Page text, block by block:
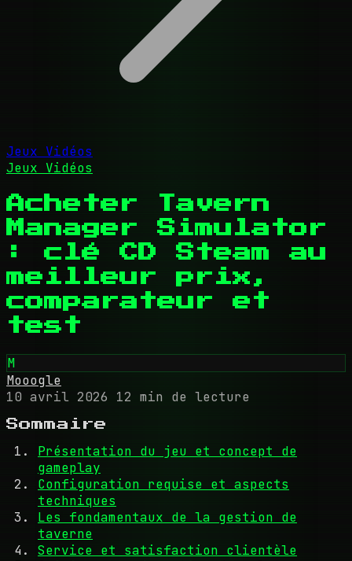
Jeux Vidéos
Jeux Vidéos
Acheter Tavern
Manager Simulator
: clé CD Steam au
meilleur prix,
comparateur et
test
M
Mooogle
10 avril 2026
12 min de lecture
Sommaire
Présentation du jeu et concept de
gameplay
Configuration requise et aspects
techniques
Les fondamentaux de la gestion de
taverne
Service et satisfaction clientèle